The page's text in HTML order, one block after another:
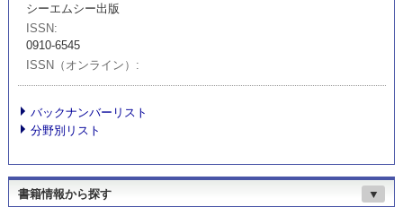
シーエムシー出版
ISSN
0910-6545
ISSN（オンライン）
バックナンバーリスト
分野別リスト
書籍情報から探す ▼